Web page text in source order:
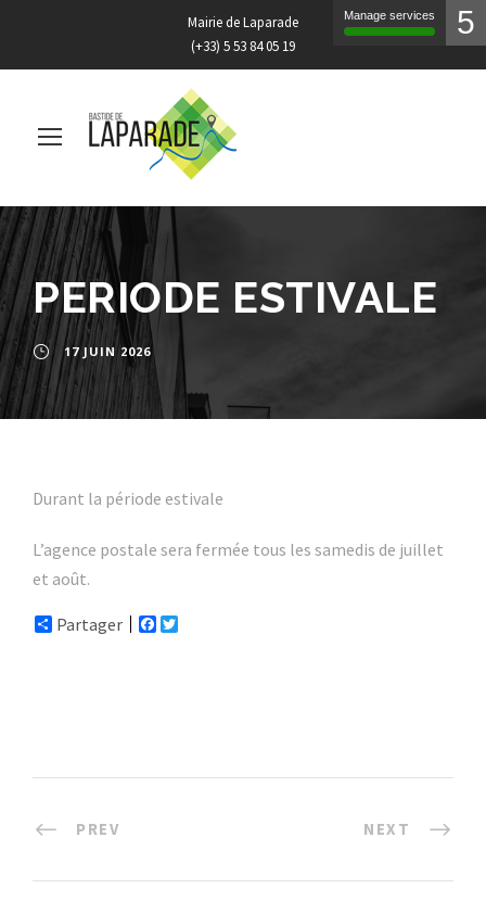
Mairie de Laparade
(+33) 5 53 84 05 19
PERIODE ESTIVALE
17 JUIN 2026
Durant la période estivale
L’agence postale sera fermée tous les samedis de juillet
et août.
Partager
F
PREV NEXT
Manage services 5